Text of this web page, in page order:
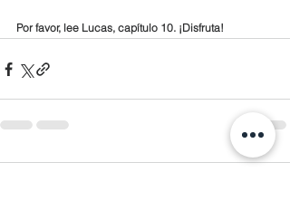
Por favor, lee Lucas, capítulo 10. ¡Disfruta!